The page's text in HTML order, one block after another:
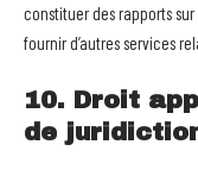
constituer des rapports
fournir d’autres services
10. Droit
de